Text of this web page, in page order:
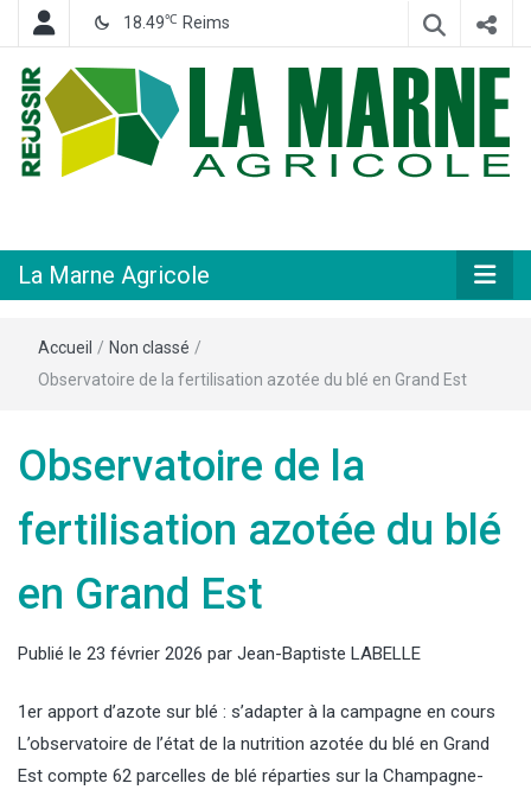
18.49℃ Reims
Agricole
La Marne Agricole
Accueil / Non classé /
Observatoire de la fertilisation azotée du blé en Grand Est
Observatoire de la
fertilisation azotée du blé
en Grand Est
Publié le 23 février 2026 par Jean-Baptiste LABELLE
1er apport d’azote sur blé : s’adapter à la campagne en cours
L’observatoire de l’état de la nutrition azotée du blé en Grand
Est compte 62 parcelles de blé réparties sur la Champagne-